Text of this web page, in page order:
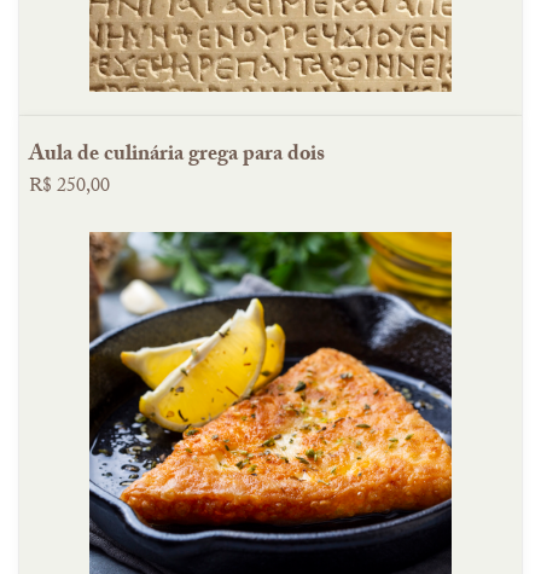
Aula de culinária grega para dois
R$ 250,00